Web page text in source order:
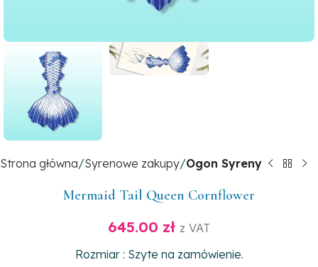
Strona główna Syrenowe zakupy Ogon Syreny
Mermaid Tail Queen Cornflower
645.00 zł z VAT
Rozmiar : Szyte na zamówienie.